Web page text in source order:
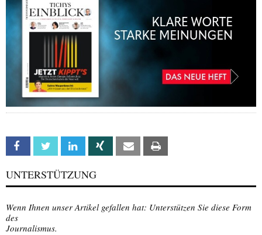
Facebook Twitter Linkedin Xing Email
UNTERSTÜTZUNG
Wenn Ihnen unser Artikel gefallen hat: Unterstützen Sie diese Form
des
Journalismus.